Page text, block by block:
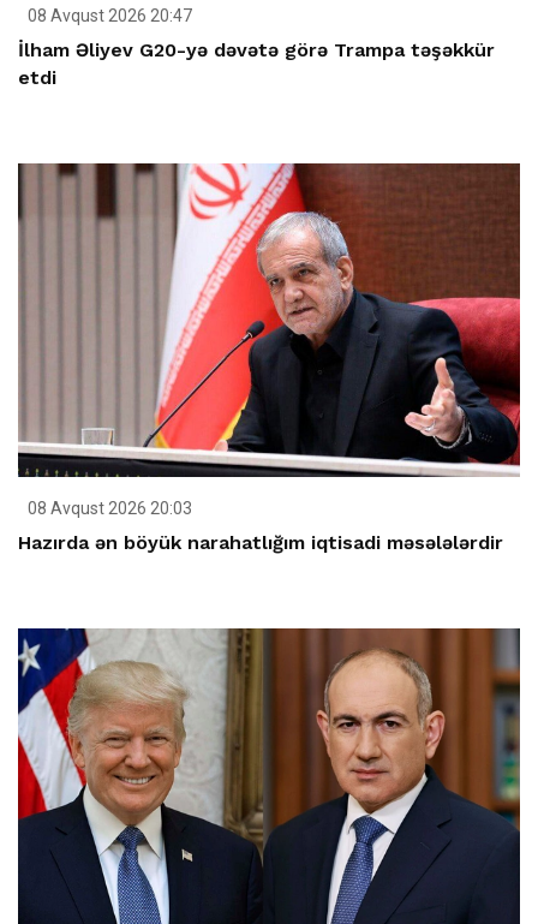
08 Avqust 2026 20:47
İlham Əliyev G20-yə dəvətə görə Trampa təşəkkür
etdi
08 Avqust 2026 20:03
Hazırda ən böyük narahatlığım iqtisadi məsələlərdir